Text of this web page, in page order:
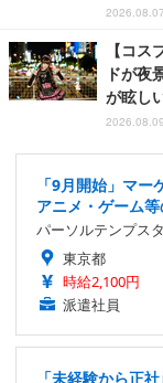
【コ
ドが夜
が眩し
「9月開始」マ
アニメ・ゲーム
パーソルテンプス
東京都
時給2,100円
派遣社員
「未経験から正